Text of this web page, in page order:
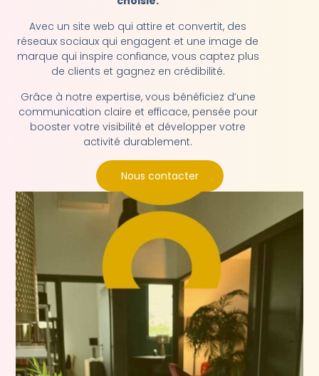
Avec un site web qui attire et convertit, des
réseaux sociaux qui engagent et une image de
marque qui inspire confiance, vous captez plus
de clients et gagnez en crédibilité.
Grâce à notre expertise, vous bénéficiez d’une
communication claire et efficace, pensée pour
booster votre visibilité et développer votre
activité durablement.
Nous contacter